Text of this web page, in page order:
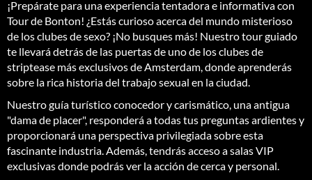
¡Prepárate para una experiencia tentadora e informativa con
Tour de Bonton! ¿Estás curioso acerca del mundo misterioso
de los clubes de sexo? ¡No busques más! Nuestro tour guiado
te llevará detrás de las puertas de uno de los clubes de
striptease más exclusivos de Amsterdam, donde aprenderás
sobre la rica historia del trabajo sexual en la ciudad.
Nuestro guía turístico conocedor y carismático, una antigua
"dama de placer", responderá a todas tus preguntas ardientes y
proporcionará una perspectiva privilegiada sobre esta
fascinante industria. Además, tendrás acceso a salas VIP
exclusivas donde podrás ver la acción de cerca y personal.